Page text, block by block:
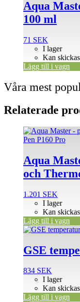
Aqua
100 ml
71 SEK
I lager
Kan
Lägg till i vagn
Våra mest
Relaterade
Aqua
och
1.201 SEK
I lager
Kan
Lägg till i vagn
GSE
834 SEK
I lager
Kan
Lägg till i vagn